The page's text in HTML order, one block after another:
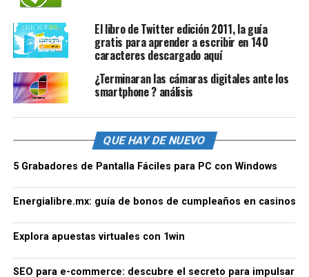
El libro de Twitter edición 2011, la guía
gratis para aprender a escribir en 140
caracteres descargado aquí
¿Terminaran las cámaras digitales ante los
smartphone ? análisis
QUE HAY DE NUEVO
5 Grabadores de Pantalla Fáciles para PC con Windows
Energialibre.mx: guía de bonos de cumpleaños en casinos
Explora apuestas virtuales con 1win
SEO para e-commerce: descubre el secreto para impulsar